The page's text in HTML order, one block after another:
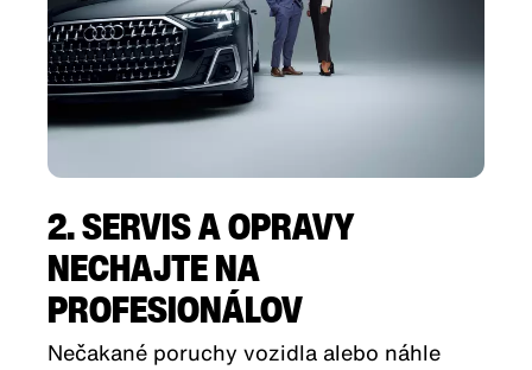
2. SERVIS A OPRAVY
NECHAJTE NA
PROFESIONÁLOV
Nečakané poruchy vozidla alebo náhle